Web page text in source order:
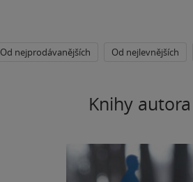
Od nejprodávanějších Od nejlevnějších
Knihy autora